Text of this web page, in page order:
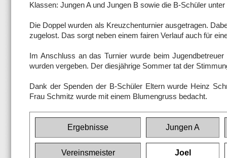
Klassen: Jungen A und Jungen B sowie die B-Schüler
Die Doppel wurden als Kreuzchenturnier ausgetragen.
zugelost. Das sorgt neben einem fairen Verlauf auch für
Im Anschluss an das Turnier wurde beim
wurden vergeben. Der diesjährige Sommer tat der
Dank der Spenden der B-Schüler Eltern wurde Heinz
Frau Schmitz wurde mit einem Blumengruss bedacht.
Ergebnisse Jungen A
Vereinsmeister Joel